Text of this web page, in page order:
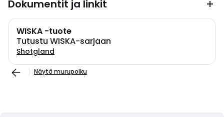
Dokumentit ja linkit
WISKA -tuote
Tutustu WISKA-sarjaan
Shotgland
Näytä murupolku